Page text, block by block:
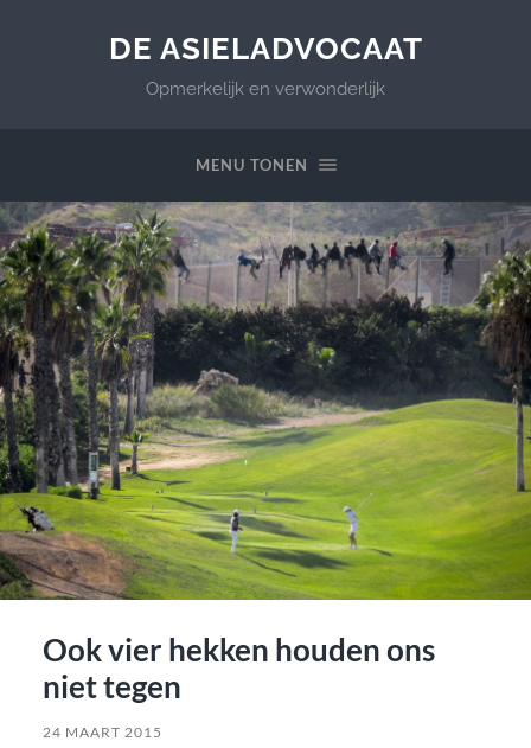
DE ASIELADVOCAAT
Opmerkelijk en verwonderlijk
MENU TONEN
Ook vier hekken houden ons
niet tegen
24 MAART 2015